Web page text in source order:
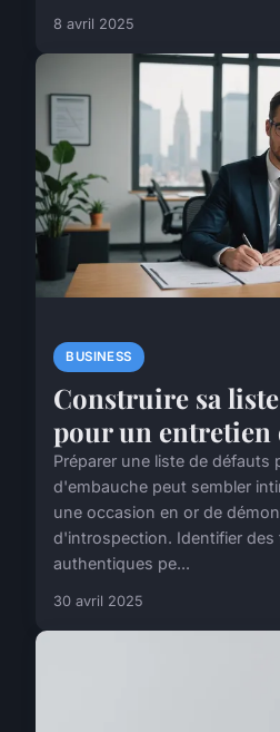
8 avril 2025
BUSINESS
Construire sa
pour un entretien
Préparer une liste de défauts
d'embauche peut sembler
une occasion en or de
d'introspection. Identifier des
authentiques pe...
30 avril 2025